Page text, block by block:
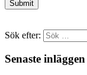
Sök efter:
Senaste inläggen